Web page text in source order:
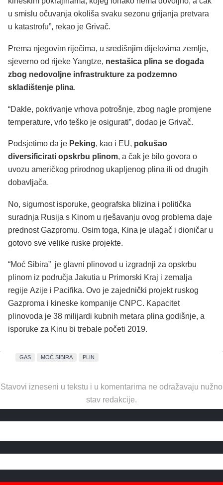
u smislu očuvanja okoliša svaku sezonu grijanja pretvara
u katastrofu”, rekao je Grivač.
Prema njegovim riječima, u središnjim dijelovima zemlje,
sjeverno od rijeke Yangtze, nestašica plina se događa
zbog nedovoljne infrastrukture za podzemno
skladištenje plina.
“Dakle, pokrivanje vrhova potrošnje, zbog nagle promjene
temperature, vrlo teško je osigurati”, dodao je Grivač.
Podsjetimo da je Peking, kao i EU, pokušao
diversificirati opskrbu plinom, a čak je bilo govora o
uvozu američkog prirodnog ukapljenog plina ili od drugih
dobavljača.
No, sigurnost isporuke, geografska blizina i politička
suradnja Rusija s Kinom u rješavanju ovog problema daje
prednost Gazpromu. Osim toga, Kina je ulagač i dioničar u
gotovo sve velike ruske projekte.
“Moć Sibira” je glavni plinovod u izgradnji za opskrbu
plinom iz područja Jakutia u Primorski Kraj i zemalja
regije Azije i Pacifika. Ovo je zajednički projekt ruskog
Gazproma i kineske kompanije CNPC. Kapacitet
plinovoda je 38 milijardi kubnih metara plina godišnje, a
isporuke za Kinu bi trebale početi 2019.
GAS MOĆ SIBIRA PLIN
Stavovi izneseni u tekstu i u komentarima ne odražavaju nužno
stav redakcije.